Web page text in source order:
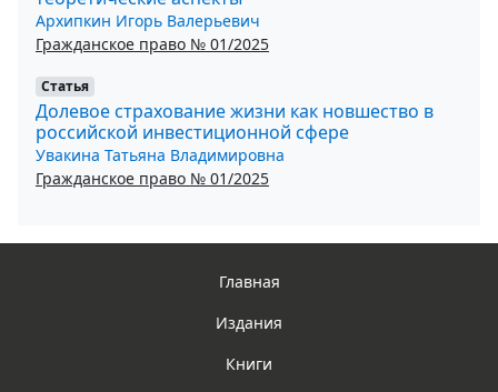
Архипкин Игорь Валерьевич
Гражданское право № 01/2025
Статья
Долевое страхование жизни как новшество в
российской инвестиционной сфере
Увакина Татьяна Владимировна
Гражданское право № 01/2025
Главная
Издания
Книги